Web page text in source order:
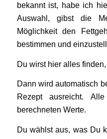
bekannt ist, habe ich
Auswahl, gibst die
Möglichkeit den
bestimmen und
Du wirst hier alles
Dann wird automatisch
Rezept ausreicht.
berechneten Werte.
Du wählst aus, was Du